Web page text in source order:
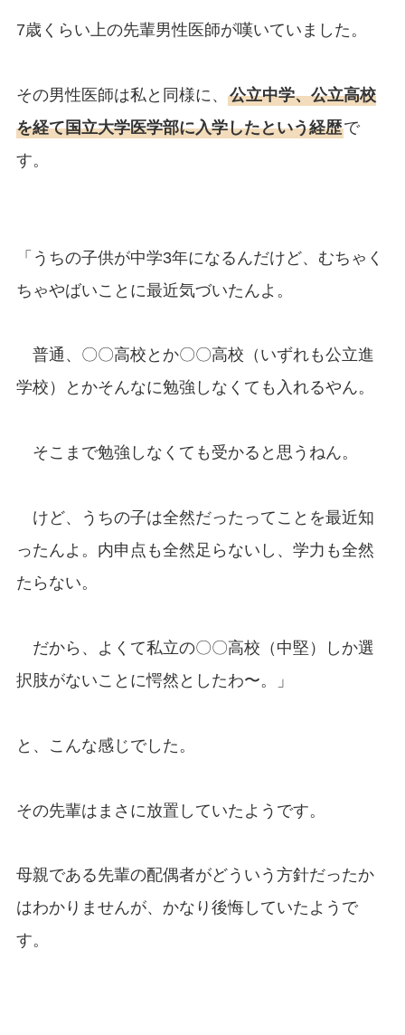
7歳くらい上の先輩男性医師が嘆いていました。
その男性医師は私と同様に、 公立中学、公立高校
を経て国立大学医学部に入学したという経歴で
す。
「うちの子供が中学3年になるんだけど、むちゃく
ちゃやばいことに最近気づいたんよ。
普通、〇〇高校とか〇〇高校（いずれも公立進
学校）とかそんなに勉強しなくても入れるやん。
そこまで勉強しなくても受かると思うねん。
けど、うちの子は全然だったってことを最近知
ったんよ。内申点も全然足らないし、学力も全然
たらない。
だから、よくて私立の〇〇高校（中堅）しか選
択肢がないことに愕然としたわ〜。」
と、こんな感じでした。
その先輩はまさに放置していたようです。
母親である先輩の配偶者がどういう方針だったか
はわかりませんが、かなり後悔していたようで
す。